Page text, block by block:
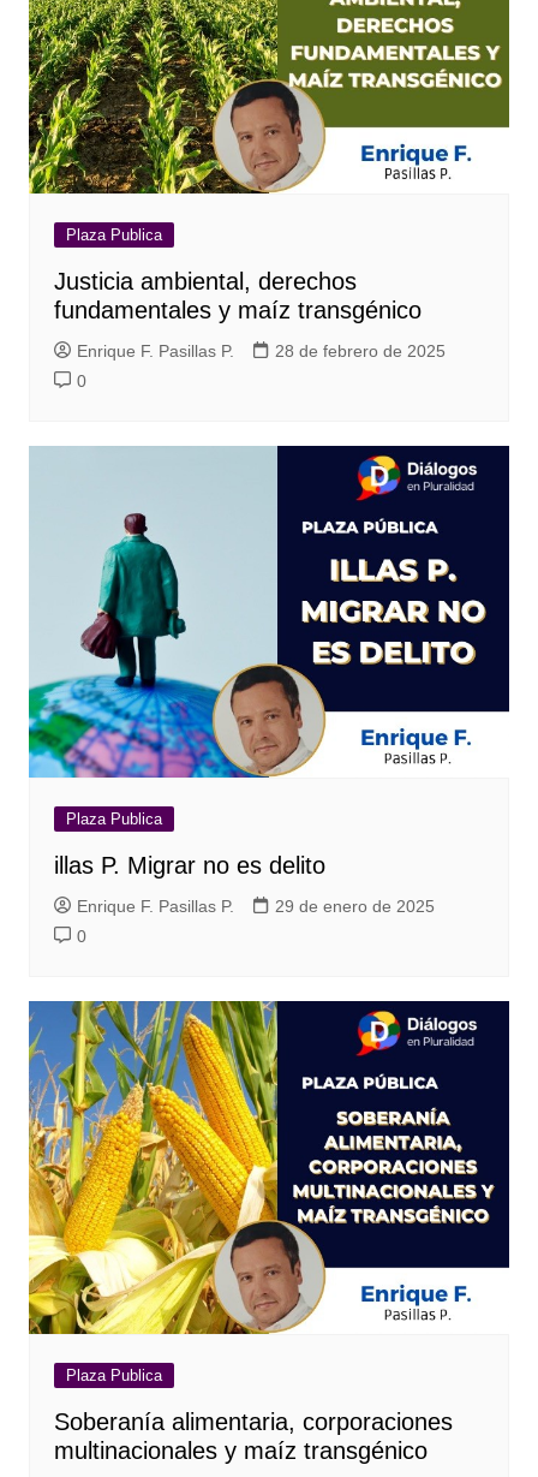
Plaza Publica
Justicia ambiental, derechos
fundamentales y maíz transgénico
Enrique F. Pasillas P.
28 de febrero de 2025
0
Plaza Publica
illas P. Migrar no es delito
Enrique F. Pasillas P.
29 de enero de 2025
0
Plaza Publica
Soberanía alimentaria, corporaciones
multinacionales y maíz transgénico